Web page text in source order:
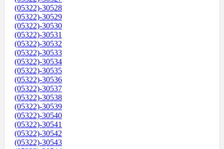
(05322)-30528
(05322)-30529
(05322)-30530
(05322)-30531
(05322)-30532
(05322)-30533
(05322)-30534
(05322)-30535
(05322)-30536
(05322)-30537
(05322)-30538
(05322)-30539
(05322)-30540
(05322)-30541
(05322)-30542
(05322)-30543